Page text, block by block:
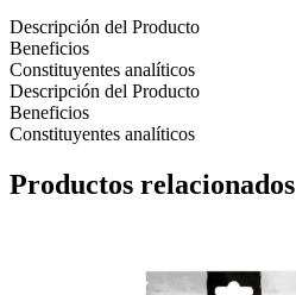
Descripción del Producto
Beneficios
Constituyentes analíticos
Descripción del Producto
Beneficios
Constituyentes analíticos
Productos relacionados